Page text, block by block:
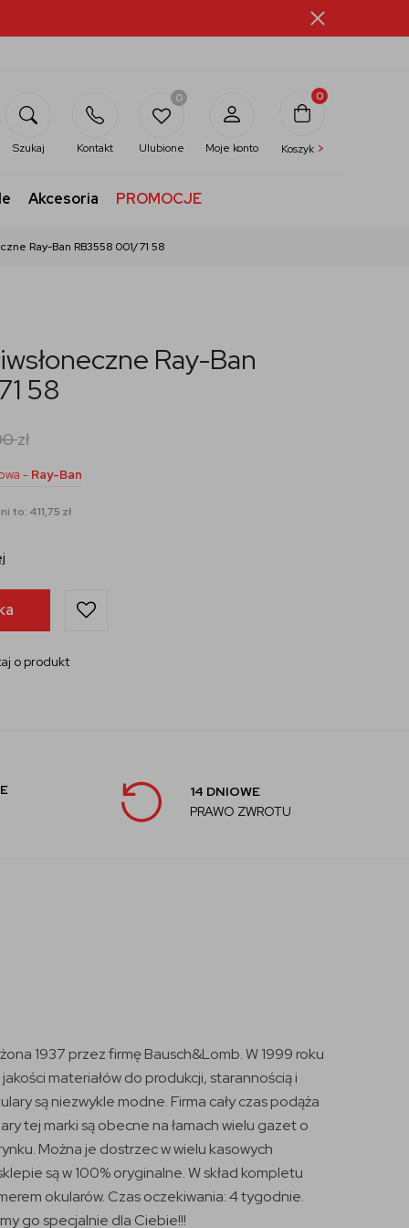
Szukaj Kontakt
0
Ulubione Moje konto
0
Koszyk >
Akcesoria PROMOCJE
Ray-Ban RB3558 001/71 58
Ray-Ban
58
zł
- Ray-Ban
to: 411,75 zł
o produkt
14 DNIOWE
PRAWO ZWROTU
1937 przez firmę Bausch&Lomb. W 1999 roku
materiałów do produkcji, starannością i
są niezwykle modne. Firma cały czas podąża
tej marki są obecne na łamach wielu gazet o
Można je dostrzec w wielu kasowych
są w 100% oryginalne. W skład kompletu
okularów. Czas oczekiwania: 4 tygodnie.
go specjalnie dla Ciebie!!!